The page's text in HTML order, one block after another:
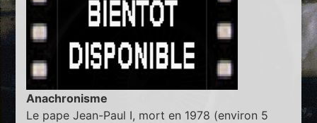
Anachronisme
Le pape Jean-Paul I, mort en 1978 (environ 5